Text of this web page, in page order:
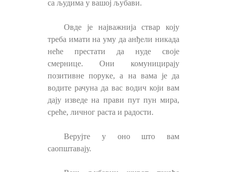
са људима у вашој љубави.
Овде је најважнија ствар коју
треба имати на уму да анђели никада
неће престати да нуде своје
смернице. Они комуницирају
позитивне поруке, а на вама је да
водите рачуна да вас водич који вам
дају изведе на прави пут пун мира,
среће, личног раста и радости.
Верујте у оно што вам
саопштавају.